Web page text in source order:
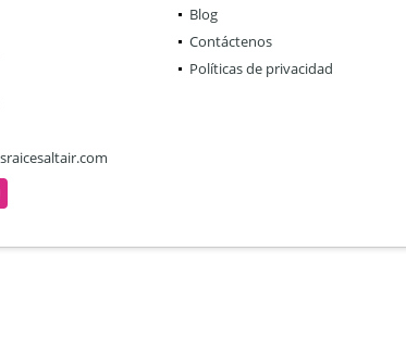
Blog
Contáctenos
Políticas de privacidad